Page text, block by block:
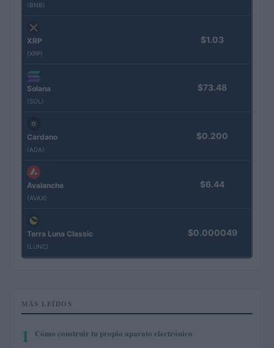
(BNB)
XRP
(XRP)
$1.03
Solana
(SOL)
$73.48
Cardano
(ADA)
$0.200
Avalanche
(AVAX)
$6.44
Terra Luna Classic
(LUNC)
$0.000049
MÁS LEÍDOS
1 Cómo construir tu propio aparato electrónico